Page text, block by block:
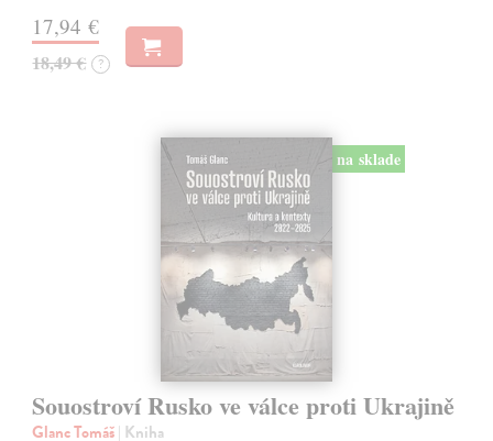
17,94 €
18,49 € ?
na sklade
Souostroví Rusko ve válce proti Ukrajině
Glanc Tomáš| Kniha